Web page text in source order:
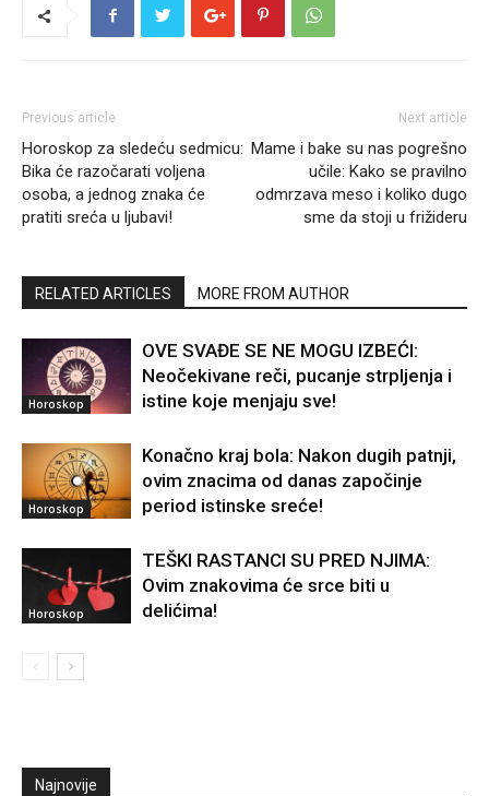
Previous article
Horoskop za sledeću sedmicu:
Bika će razočarati voljena
osoba, a jednog znaka će
pratiti sreća u ljubavi!
Next article
Mame i bake su nas pogrešno
učile: Kako se pravilno
odmrzava meso i koliko dugo
sme da stoji u frižideru
RELATED ARTICLES MORE FROM AUTHOR
Horoskop
OVE SVAĐE SE NE MOGU IZBEĆI:
Neočekivane reči, pucanje strpljenja i
istine koje menjaju sve!
Horoskop
Konačno kraj bola: Nakon dugih patnji,
ovim znacima od danas započinje
period istinske sreće!
Horoskop
TEŠKI RASTANCI SU PRED NJIMA:
Ovim znakovima će srce biti u
delićima!
Najnovije